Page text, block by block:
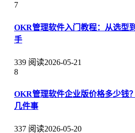
7
OKR管理软件入门教程：从选型
手
339 阅读2026-05-21
8
OKR管理软件企业版价格多少钱
几件事
337 阅读2026-05-20